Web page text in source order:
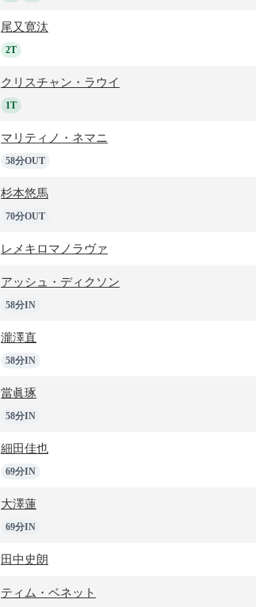
尾又寛汰
2T
クリスチャン・ラウイ
1T
マリティノ・ネマニ
58分OUT
杉本悠馬
70分OUT
レメキロマノラヴァ
アッシュ・ディクソン
58分IN
瀧澤直
58分IN
當眞琢
58分IN
細田佳也
69分IN
大澤蓮
69分IN
田中史朗
ティム・ベネット